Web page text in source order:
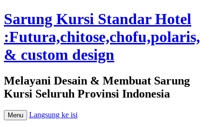
Sarung Kursi Standar Hotel
:Futura,chitose,chofu,polaris,
& custom design
Melayani Desain & Membuat Sarung
Kursi Seluruh Provinsi Indonesia
Menu Langsung ke isi